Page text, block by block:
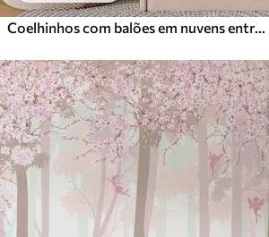
Coelhinhos com balões em nuvens entre picos de montanhas